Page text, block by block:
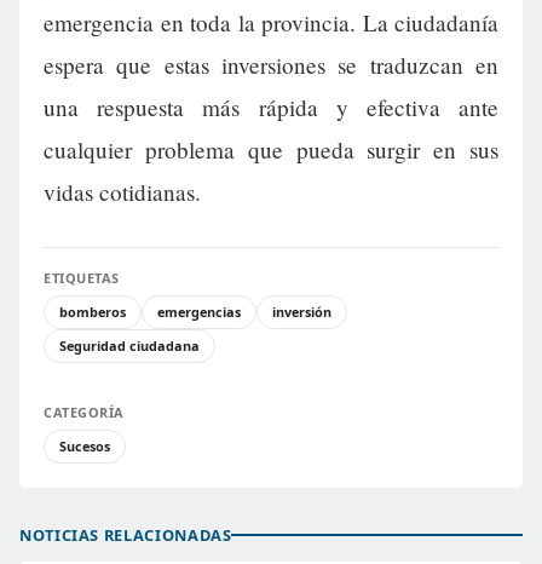
emergencia en toda la provincia. La ciudadanía
espera que estas inversiones se traduzcan en
una respuesta más rápida y efectiva ante
cualquier problema que pueda surgir en sus
vidas cotidianas.
ETIQUETAS
bomberos
emergencias
inversión
Seguridad ciudadana
CATEGORÍA
Sucesos
NOTICIAS RELACIONADAS